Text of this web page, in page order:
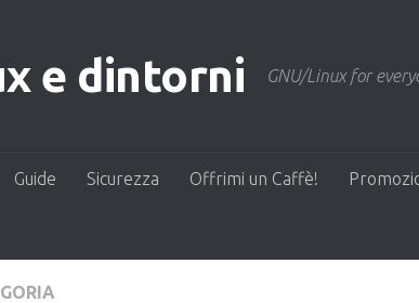
e dintorni GNU/Linux for
Guide Sicurezza Offrimi un Caffè!